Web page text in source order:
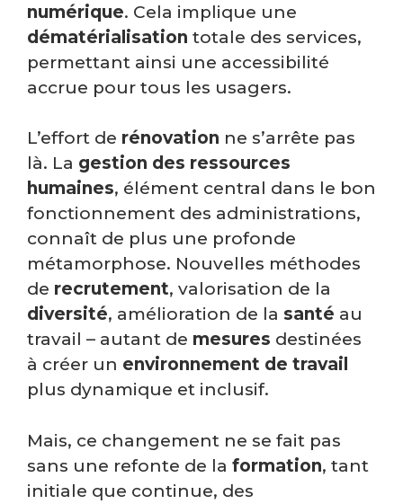
numérique. Cela implique une
dématérialisation totale des services,
permettant ainsi une accessibilité
accrue pour tous les usagers.
L’effort de rénovation ne s’arrête pas
là. La gestion des ressources
humaines, élément central dans le bon
fonctionnement des administrations,
connaît de plus une profonde
métamorphose. Nouvelles méthodes
de recrutement, valorisation de la
diversité, amélioration de la santé au
travail – autant de mesures destinées
à créer un environnement de travail
plus dynamique et inclusif.
Mais, ce changement ne se fait pas
sans une refonte de la formation, tant
initiale que continue, des